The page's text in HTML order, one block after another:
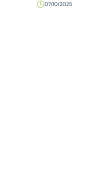
07/10/2025